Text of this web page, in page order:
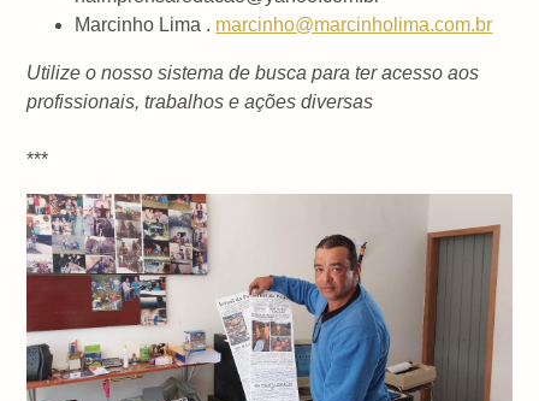
Marcinho Lima . marcinho@marcinholima.com.br
Utilize o nosso sistema de busca para ter acesso aos
profissionais, trabalhos e ações diversas
***